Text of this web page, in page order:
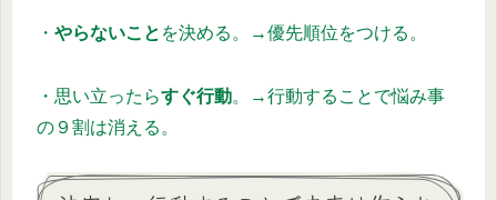
・ やらないこと を決める。→優先順位をつける。
・思い立ったらすぐ行動。→行動することで悩み事
の９割は消える。